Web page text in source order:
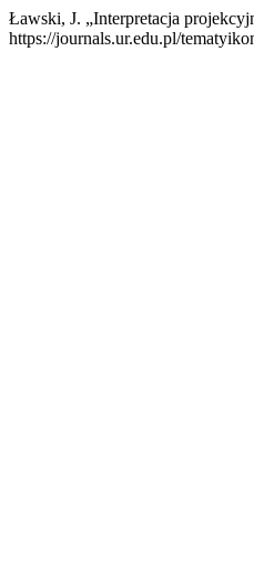
Ławski, J. „Interpretacja
https://journals.ur.edu.pl/